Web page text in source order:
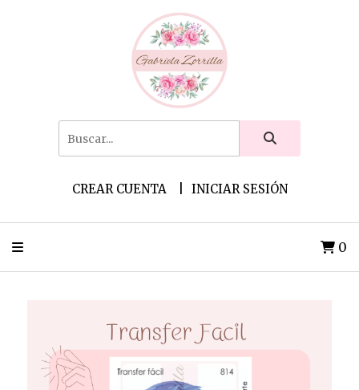
CREAR CUENTA INICIAR SESIÓN
0